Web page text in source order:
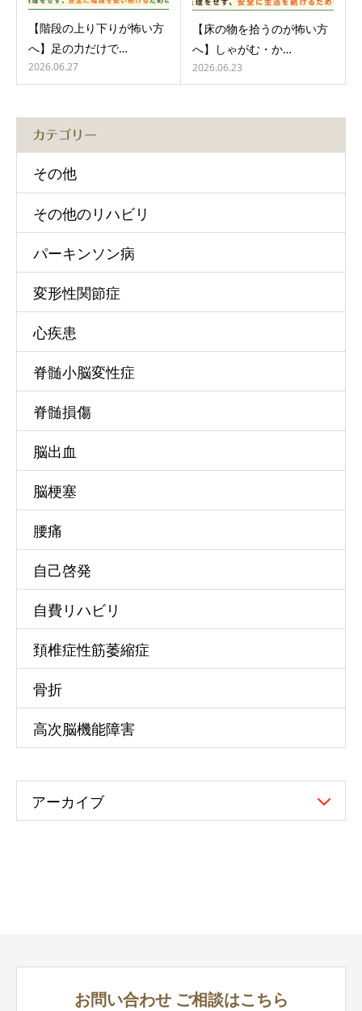
【階段の上り下りが怖い方
へ】足の力だけで…
2026.06.27
【床の物を拾うのが怖い方
へ】しゃがむ・か…
2026.06.23
カテゴリー
その他
その他のリハビリ
パーキンソン病
変形性関節症
心疾患
脊髄小脳変性症
脊髄損傷
脳出血
脳梗塞
腰痛
自己啓発
自費リハビリ
頚椎症性筋萎縮症
骨折
高次脳機能障害
アーカイブ
お問い合わせご相談はこちら